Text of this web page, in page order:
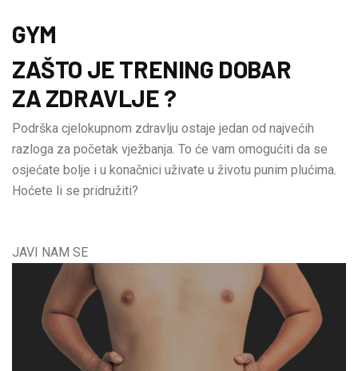
GYM
ZAŠTO JE TRENING DOBAR
ZA ZDRAVLJE ?
Podrška cjelokupnom zdravlju ostaje jedan od najvećih
razloga za početak vježbanja. To će vam omogućiti da se
osjećate bolje i u konačnici uživate u životu punim plućima.
Hoćete li se pridružiti?
JAVI NAM SE